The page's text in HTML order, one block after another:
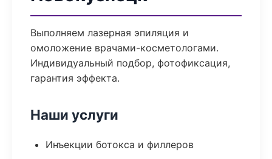
Выполняем лазерная эпиляция и
омоложение врачами-косметологами.
Индивидуальный подбор, фотофиксация,
гарантия эффекта.
Наши услуги
Инъекции ботокса и филлеров